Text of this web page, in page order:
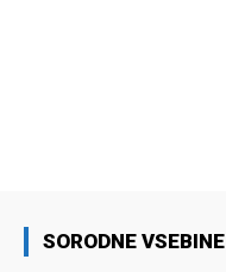
SORODNE VSEBINE